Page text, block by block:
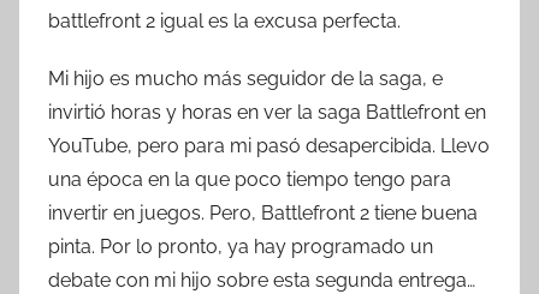
a
r
e
s
battlefront 2 igual es la excusa perfecta.
Mi hijo es mucho más seguidor de la saga, e
invirtió horas y horas en ver la saga Battlefront en
YouTube, pero para mi pasó desapercibida. Llevo
una época en la que poco tiempo tengo para
invertir en juegos. Pero, Battlefront 2 tiene buena
pinta. Por lo pronto, ya hay programado un
debate con mi hijo sobre esta segunda entrega…